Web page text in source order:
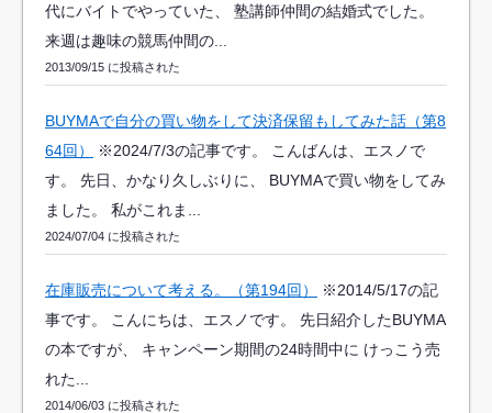
代にバイトでやっていた、 塾講師仲間の結婚式でした。
来週は趣味の競馬仲間の...
2013/09/15 に投稿された
BUYMAで自分の買い物をして決済保留もしてみた話（第8
64回）
※2024/7/3の記事です。 こんばんは、エスノで
す。 先日、かなり久しぶりに、 BUYMAで買い物をしてみ
ました。 私がこれま...
2024/07/04 に投稿された
在庫販売について考える。（第194回）
※2014/5/17の記
事です。 こんにちは、エスノです。 先日紹介したBUYMA
の本ですが、 キャンペーン期間の24時間中に けっこう売
れた...
2014/06/03 に投稿された